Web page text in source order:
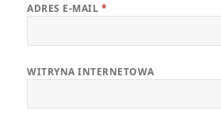
ADRES E-MAIL *
WITRYNA INTERNETOWA